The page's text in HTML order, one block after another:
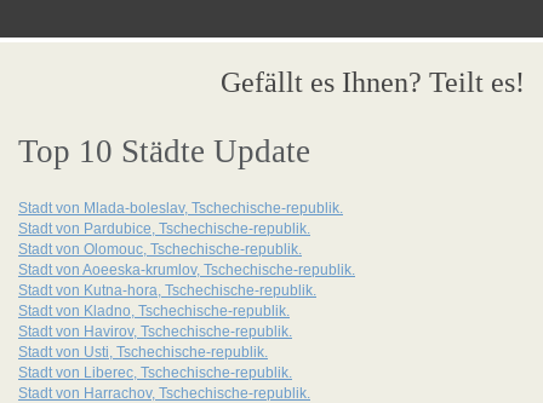
Gefällt es Ihnen? Teilt es!
Top 10 Städte Update
Stadt von Mlada-boleslav, Tschechische-republik.
Stadt von Pardubice, Tschechische-republik.
Stadt von Olomouc, Tschechische-republik.
Stadt von Aoeeska-krumlov, Tschechische-republik.
Stadt von Kutna-hora, Tschechische-republik.
Stadt von Kladno, Tschechische-republik.
Stadt von Havirov, Tschechische-republik.
Stadt von Usti, Tschechische-republik.
Stadt von Liberec, Tschechische-republik.
Stadt von Harrachov, Tschechische-republik.